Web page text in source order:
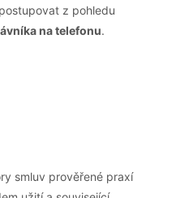
z pohledu
na telefonu.
smluv prověřené praxí